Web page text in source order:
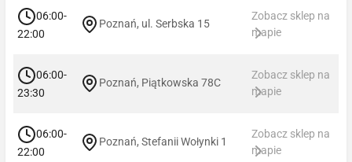
06:00-
22:00
Poznań, ul. Serbska 15
Zobacz sklep na
mapie
06:00-
23:30
Poznań, Piątkowska 78C
Zobacz sklep na
mapie
06:00-
22:00
Poznań, Stefanii Wołynki 1
Zobacz sklep na
mapie